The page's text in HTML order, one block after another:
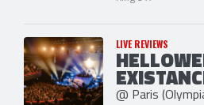
LIVE REVIEWS
@ Paris